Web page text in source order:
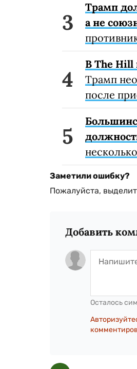
Трамп
а не
В The Hill
Трамп
после
Заметили ошибку?
Пожалуйста,
Добавить
Осталось